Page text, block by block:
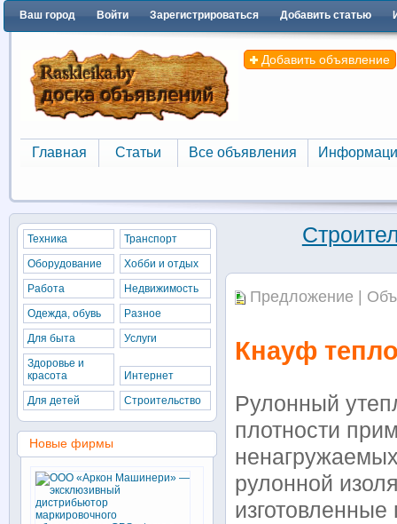
Ваш город Войти Зарегистрироваться Добавить статью
Добавить объявление
Главная
Главная
Статьи
Статьи
Все объявления
Все объявления
Предложение |
Кнауф
Рулонный
плотности
рулонной
Техника
Транспорт
Оборудование
Хобби и отдых
Работа
Недвижимость
Одежда, обувь
Разное
Для быта
Услуги
Здоровье и
красота
Интернет
Для детей
Строительство
Новые фирмы